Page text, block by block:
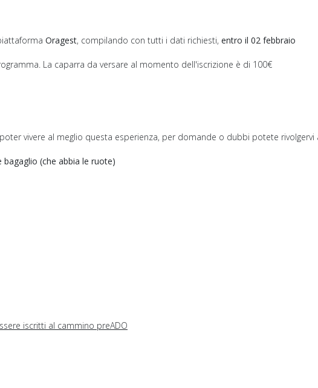
Oragest, compilando con tutti i dati richiesti, entro il 02 febbraio
La caparra da versare al momento dell'iscrizione è di 100€
vivere al meglio questa esperienza, per domande o dubbi potete rivolgervi
(che abbia le ruote)
iscritti al cammino preADO